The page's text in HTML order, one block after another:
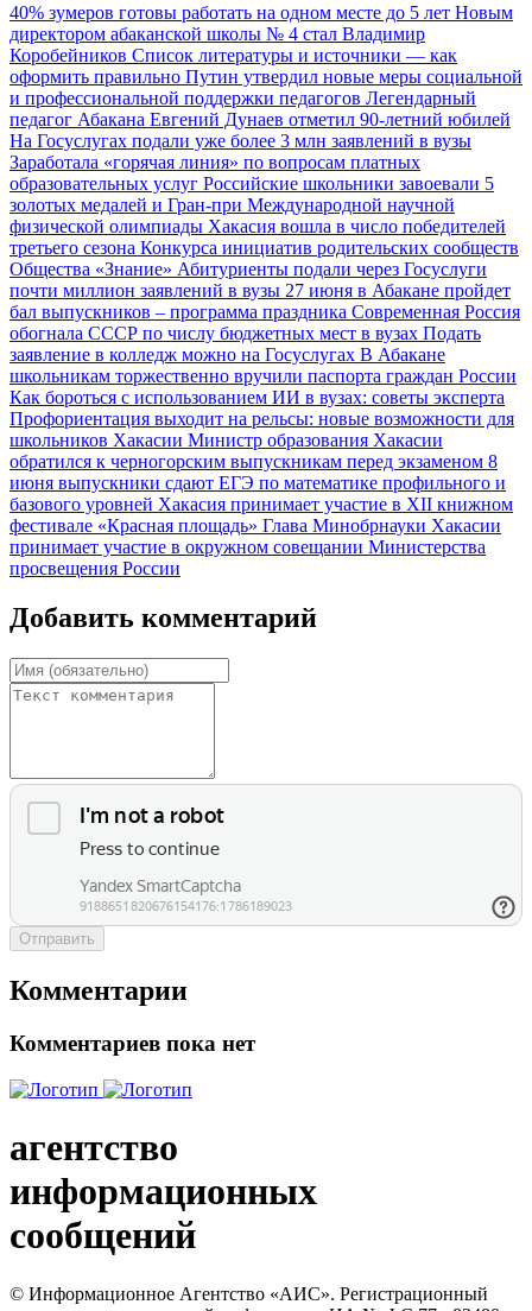
40% зумеров готовы работать на одном месте до 5 лет Новым
директором абаканской школы № 4 стал Владимир
Коробейников Список литературы и источники — как
оформить правильно Путин утвердил новые меры социальной
и профессиональной поддержки педагогов Легендарный
педагог Абакана Евгений Дунаев отметил 90-летний юбилей
На Госуслугах подали уже более 3 млн заявлений в вузы
Заработала «горячая линия» по вопросам платных
образовательных услуг Российские школьники завоевали 5
золотых медалей и Гран-при Международной научной
физической олимпиады Хакасия вошла в число победителей
третьего сезона Конкурса инициатив родительских сообществ
Общества «Знание» Абитуриенты подали через Госуслуги
почти миллион заявлений в вузы 27 июня в Абакане пройдет
бал выпускников – программа праздника Современная Россия
обогнала СССР по числу бюджетных мест в вузах Подать
заявление в колледж можно на Госуслугах В Абакане
школьникам торжественно вручили паспорта граждан России
Как бороться с использованием ИИ в вузах: советы эксперта
Профориентация выходит на рельсы: новые возможности для
школьников Хакасии Министр образования Хакасии
обратился к черногорским выпускникам перед экзаменом 8
июня выпускники сдают ЕГЭ по математике профильного и
базового уровней Хакасия принимает участие в XII книжном
фестивале «Красная площадь» Глава Минобрнауки Хакасии
принимает участие в окружном совещании Министерства
просвещения России
Добавить комментарий
Отправить
Комментарии
Комментариев пока нет
агентство
информационных
сообщений
© Информационное Агентство «АИС». Регистрационный